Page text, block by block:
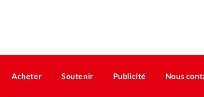
Acheter Soutenir Publicité Nous